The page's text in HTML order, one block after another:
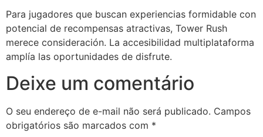
Para jugadores que buscan experiencias formidable con
potencial de recompensas atractivas, Tower Rush
merece consideración. La accesibilidad multiplataforma
amplía las oportunidades de disfrute.
Deixe um comentário
O seu endereço de e-mail não será publicado. Campos
obrigatórios são marcados com *